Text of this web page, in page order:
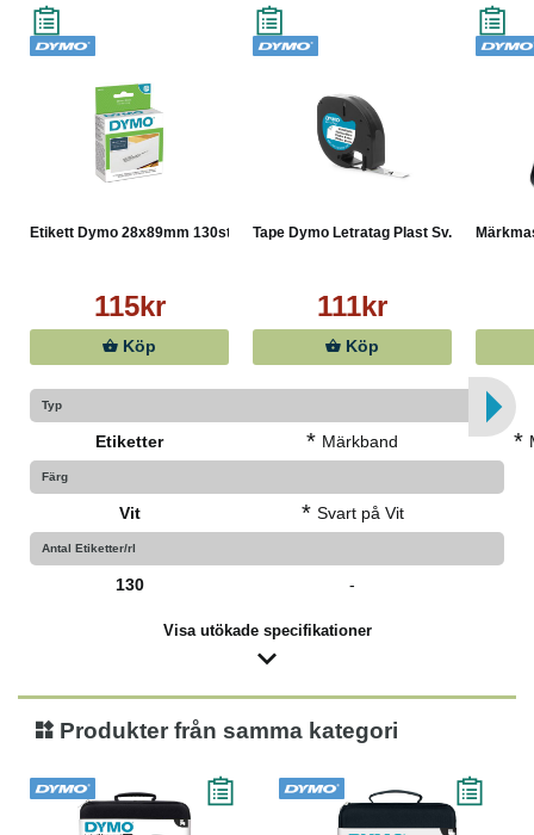
Etikett Dymo 28x89mm 130st
115kr
Köp
Tape Dymo Letratag Plast Sv...
111kr
Köp
Typ
Etiketter * Märkband *
Färg
Vit * Svart på Vit
Antal Etiketter/rl
130 -
Visa utökade specifikationer
Produkter från samma kategori